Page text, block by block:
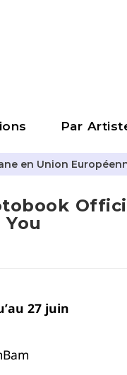
Par
en Union
27 juin